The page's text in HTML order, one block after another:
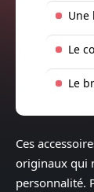
Une
Le
Le
Ces
originaux qui
personnalité.